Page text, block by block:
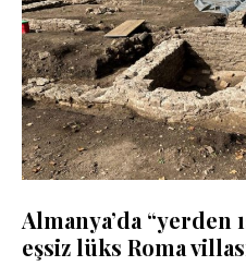
Almanya’da “yerden
eşsiz lüks Roma